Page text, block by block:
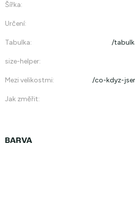
Šířka:
Určení:
Tabulka: /
size-helper:
Mezi velikostmi: /co-kdyz-
Jak změřit: